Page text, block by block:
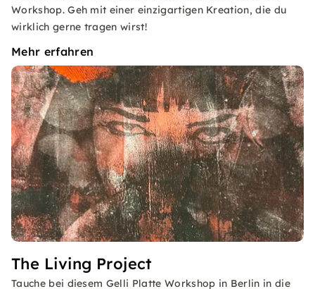
Workshop. Geh mit einer einzigartigen Kreation, die du
wirklich gerne tragen wirst!
Mehr erfahren
The Living Project
Tauche bei diesem Gelli Platte Workshop in Berlin in die